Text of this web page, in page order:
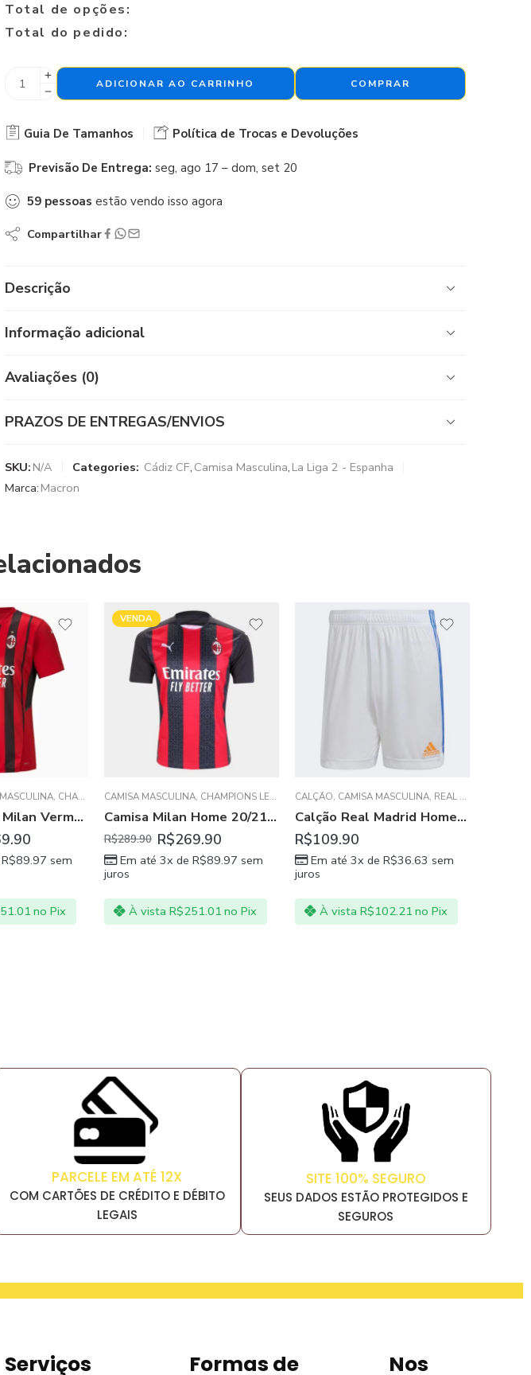
Total de opções:
Total do pedido:
ADICIONAR AO CARRINHO COMPRAR
Guia De Tamanhos Política de Trocas e Devoluções
Previsão De Entrega: seg, ago 17 – dom, set 20
59 pessoas estão vendo isso agora
Compartilhar
Descrição
Informação adicional
Avaliações (0)
PRAZOS DE ENTREGAS/ENVIOS
SKU: N/A Categories: Cádiz CF, Camisa Masculina, La Liga 2 - Espanha
Marca: Macron
ESPANHOLA
,CHAMPIONS LEAGUE ,SÉRIE A ITALIANO
Camisa Home Milan Vermelha com Preto 21/22
89.97sem
no Pix
VENDA
CAMISA MASCULINA,CHAMPIONS LEAGUE ,SÉRIE A ITALIANO
Camisa Milan Home 20/21 Masculina Vermelho Preto
R$289.90 R$269.90
Em até 3x deR$89.97sem
juros
À vistaR$251.01no Pix
CALÇÃO,CAMISA MASCULINA,REAL MADRID
Calção Real Madrid Home 21/22 Masculino – Branco
R$109.90
Em até 3x deR$36.63sem
juros
À vistaR$102.21no Pix
PARCELE EM ATÉ 12X
COM CARTÕES DE CRÉDITO E DÉBITO
LEGAIS
SITE 100% SEGURO
SEUS DADOS ESTÃO PROTEGIDOS E
SEGUROS
Serviços Formas de Nos